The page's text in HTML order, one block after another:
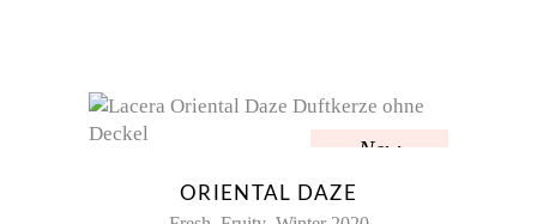
New
ORIENTAL DAZE